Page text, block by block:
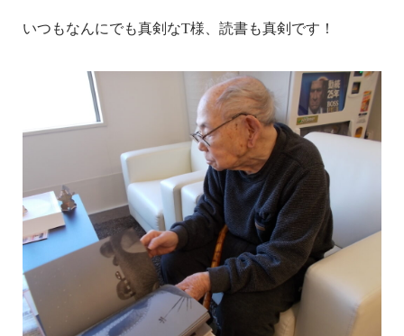
いつもなんにでも真剣なT様、読書も真剣です！